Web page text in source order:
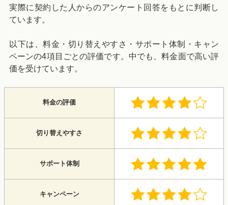
実際に契約した人からのアンケート回答をもとに判断し
ています。
以下は、料金・切り替えやすさ・サポート体制・キャン
ペーンの4項目ごとの評価です。中でも、料金面で高い評
価を受けています。
料金の評価
切り替えやすさ
サポート体制
キャンペーン